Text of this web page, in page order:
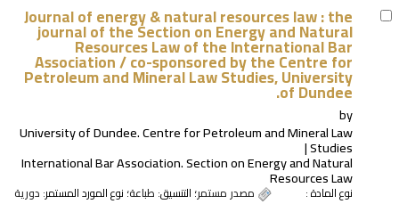
Journal of energy & natural resources law : the
journal of the Section on Energy and Natural
Resources Law of the International Bar
Association /co-sponsored by the Centre for
Petroleum and Mineral Law Studies, University
of Dundee.
by
University of Dundee. Centre for Petroleum and Mineral Law
Studies
International Bar Association. Section on Energy and Natural
Resources Law
نوع المادة : مصدر مستمر؛ التنسيق: طباعة؛ نوع المورد المستمر: دورية